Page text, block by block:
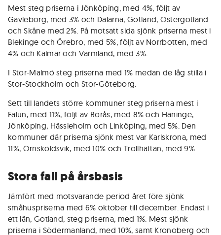
Mest steg priserna i Jönköping, med 4%, följt av
Gävleborg, med 3% och Dalarna, Gotland, Östergötland
och Skåne med 2%. På motsatt sida sjönk priserna mest i
Blekinge och Örebro, med 5%, följt av Norrbotten, med
4% och Kalmar och Värmland, med 3%.
I Stor-Malmö steg priserna med 1% medan de låg stilla i
Stor-Stockholm och Stor-Göteborg.
Sett till landets större kommuner steg priserna mest i
Falun, med 11%, följt av Borås, med 8% och Haninge,
Jönköping, Hässleholm och Linköping, med 5%. Den
kommuner där priserna sjönk mest var Karlskrona, med
11%, Örnsköldsvik, med 10% och Trollhättan, med 9%.
Stora fall på årsbasis
Jämfört med motsvarande period året före sjönk
småhuspriserna med 6% oktober till december. Endast i
ett län, Gotland, steg priserna, med 1%. Mest sjönk
priserna i Södermanland, med 10%, samt Kronoberg och